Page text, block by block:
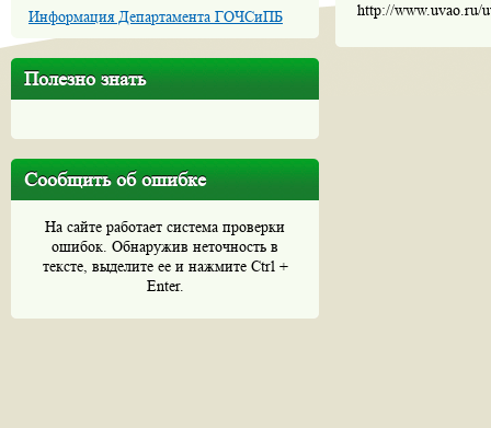
Информация Департамента ГОЧСиПБ
Полезно знать
Сообщить об ошибке
На сайте работает система проверки
ошибок. Обнаружив неточность в
тексте, выделите ее и нажмите Ctrl +
Enter.
http://www.uvao.ru/